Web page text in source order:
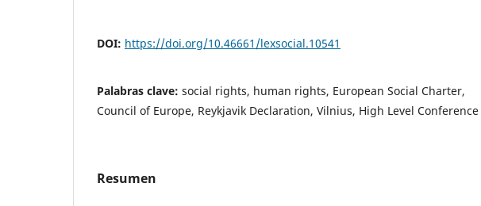
DOI: https://doi.org/10.46661/lexsocial.10541
Palabras clave: social rights, human rights, European Social Charter,
Council of Europe, Reykjavik Declaration, Vilnius, High Level Conference
Resumen